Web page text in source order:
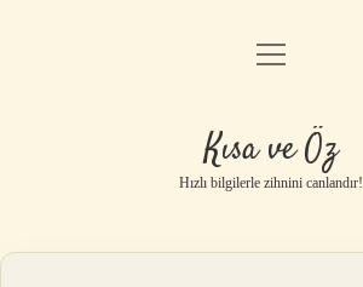
Anasayfa
Gizlilik Politikası
Yasal Uyarı
menüyü
Kısa ve Öz
Hızlı bilgilerle zihnini canlandır!